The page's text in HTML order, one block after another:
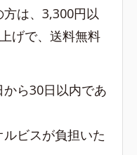
は、3,300円以
げで、送料無料
ら30日以内であ
ビスが負担いた